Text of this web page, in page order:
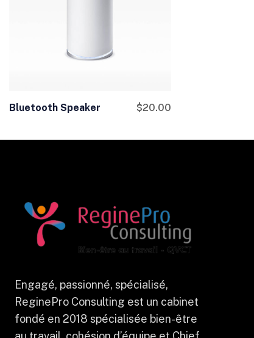
Bluetooth Speaker $20.00
Engagé, passionné, spécialisé,
ReginePro Consulting est un cabinet
fondé en 2018 spécialisée bien-être